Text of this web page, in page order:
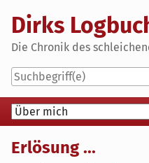
content
Dirks
Die Chronik des
Navigation
Erlösung ...